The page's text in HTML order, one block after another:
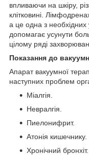
впливаючи на шкіру,
клітковині.
а це одна з
допомагає усунути
цілому ряді
Показання до
Апарат вакуумної
наступних проблем
Міалгія.
Невралгія.
Пиелонифрит.
Атонія кишечнику.
Хронічний бронхіт.